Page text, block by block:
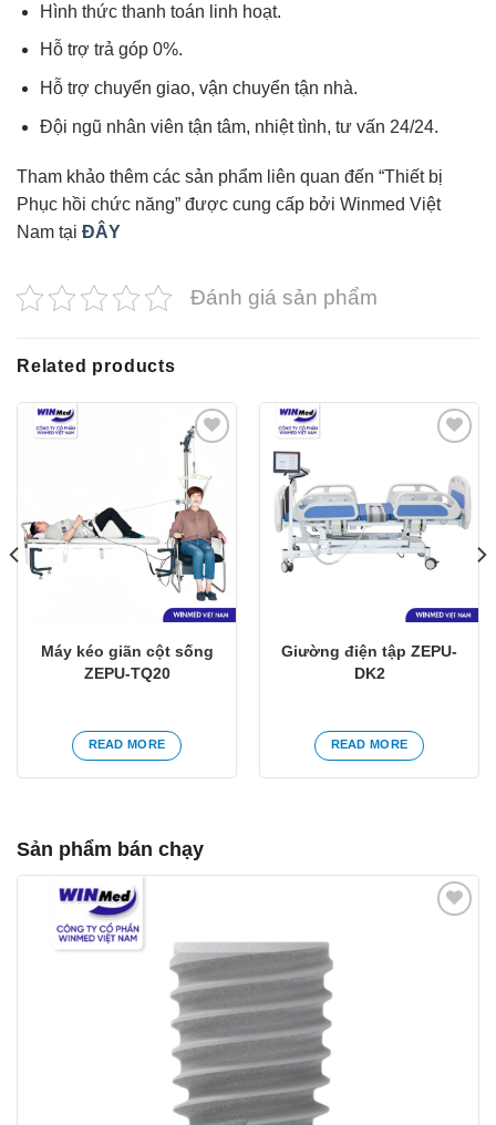
Hình thức thanh toán linh hoạt.
Hỗ trợ trả góp 0%.
Hỗ trợ chuyển giao, vận chuyển tận nhà.
Đội ngũ nhân viên tận tâm, nhiệt tình, tư vấn 24/24.
Tham khảo thêm các sản phẩm liên quan đến “Thiết bị
Phục hồi chức năng” được cung cấp bởi Winmed Việt
Nam tại ĐÂY
Đánh giá sản phẩm
Related products
Yêu
thích
Máy kéo giãn cột sống
ZEPU-TQ20
READ MORE
Yêu
thích
Giường điện tập ZEPU-
DK2
READ MORE
Sản phẩm bán chạy